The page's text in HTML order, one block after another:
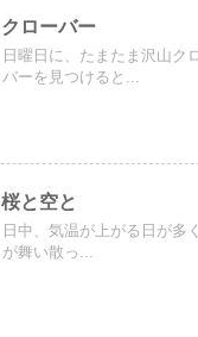
クローバー
日曜日に、たまたま沢山ク
バーを見つけると...
桜と空と
日中、気温が上がる日が多
が舞い散っ...